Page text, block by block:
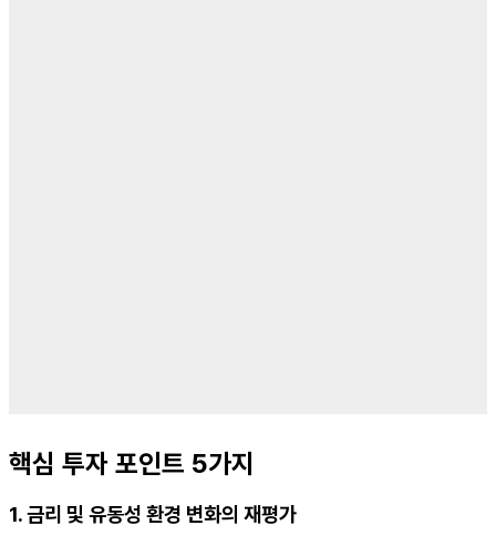
핵심 투자 포인트 5가지
1. 금리 및 유동성 환경 변화의 재평가